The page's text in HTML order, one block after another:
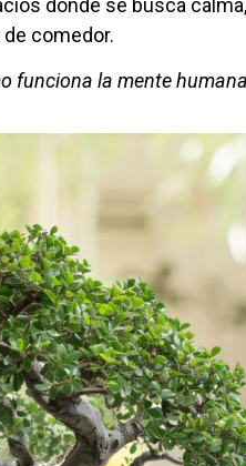
comedor.
funciona la mente